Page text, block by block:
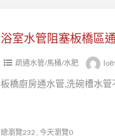
疏通水管/馬桶/水肥
板橋廚房通水管,洗碗槽水
總瀏覽232 , 今天瀏覽0